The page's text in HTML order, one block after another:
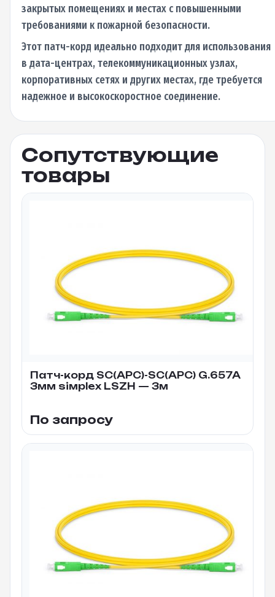
закрытых помещениях и местах с повышенными
требованиями к пожарной безопасности.
Этот патч-корд идеально подходит для использования
в дата-центрах, телекоммуникационных узлах,
корпоративных сетях и других местах, где требуется
надежное и высокоскоростное соединение.
Сопутствующие
товары
Патч-корд SC(APC)-SC(APC) G.657A
3мм siмplex LSZH — 3м
По запросу